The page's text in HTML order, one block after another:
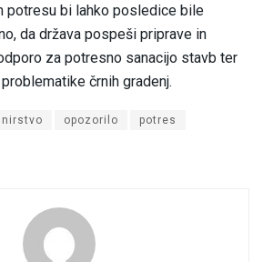
potresu bi lahko posledice bile
da država pospeši priprave in
za potresno sanacijo stavb ter
črnih gradenj.
opozorilo potres